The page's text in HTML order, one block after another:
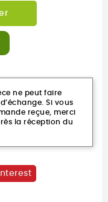
ne peut faire
Si vous
reçue, merci
la réception du